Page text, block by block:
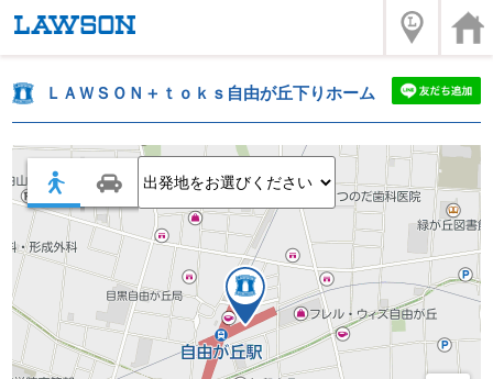
ＬＡＷＳＯＮ＋ｔｏｋｓ自由が丘下りホーム